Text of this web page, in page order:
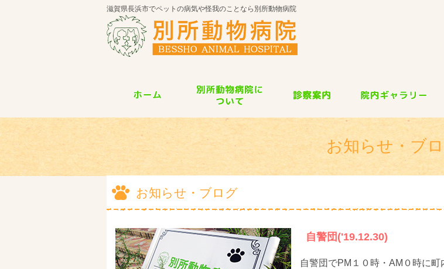
滋賀県長浜市でペットの病気や怪我のことなら別所動物病院
お知らせ・ブ
お知らせ・ブログ
自警団('19.12.30)
自警団でPM１０時・AM０時に町